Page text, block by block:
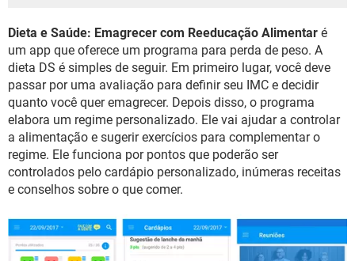
INSTAGRAM GMAIL
GUIA DE COMPRAS
Dieta e Saúde: Emagrecer com Reeducação Alimentar é
um app que oferece um programa para perda de peso. A
dieta DS é simples de seguir. Em primeiro lugar, você deve
passar por uma avaliação para definir seu IMC e decidir
quanto você quer emagrecer. Depois disso, o programa
elabora um regime personalizado. Ele vai ajudar a controlar
a alimentação e sugerir exercícios para complementar o
regime. Ele funciona por pontos que poderão ser
controlados pelo cardápio personalizado, inúmeras receitas
e conselhos sobre o que comer.